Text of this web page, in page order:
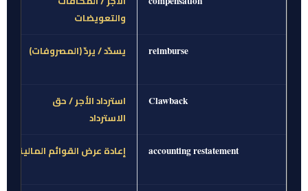
والتعويضات
reimburse يسدّد / يردّ (المصروفات)
Clawback
استرداد الأجر / حق
الاسترداد
accounting restatement إعادة عرض القوائم المالية